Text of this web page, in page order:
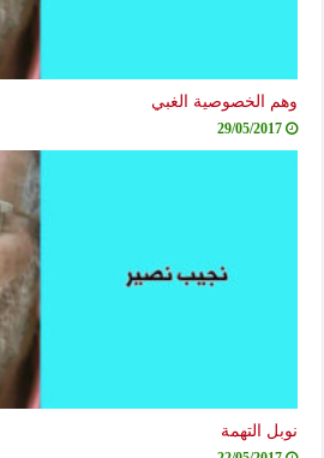
وهم الخصوصية الغبي
29/05/2017
نوبل التهمة